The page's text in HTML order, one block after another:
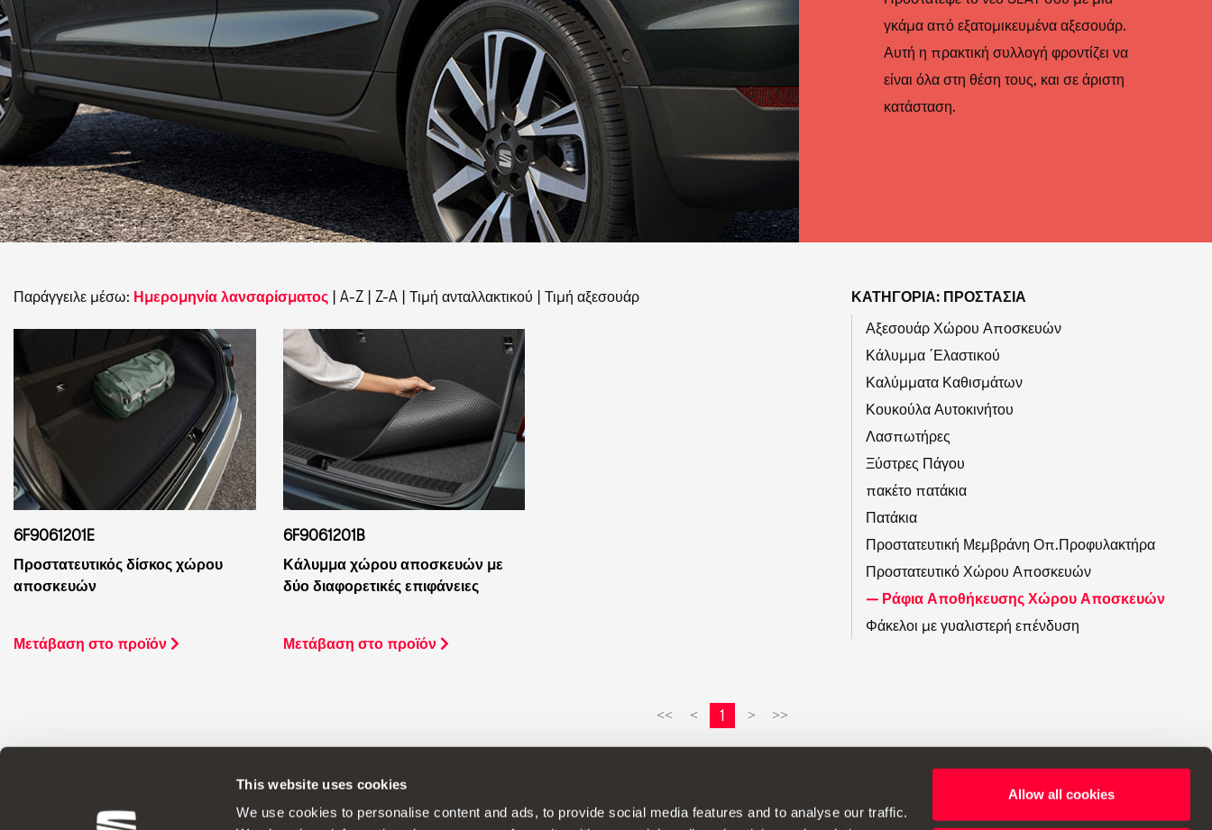
This website uses cookies
We use cookies to personalise content and ads, to provide social media features and to analyse our traffic.
Allow all cookies
γκάμα από εξατομικευμένα αξεσουάρ.
Αυτή η πρακτική συλλογή φροντίζει να
είναι όλα στη θέση τους, και σε άριστη
κατάσταση.
Παράγγειλε μέσω: Ημερομηνία λανσαρίσματος | A-Z | Z-A | Τιμή ανταλλακτικού | Τιμή αξεσουάρ
6F9061201E
Προστατευτικός δίσκος χώρου
αποσκευών
Μετάβαση στο προϊόν
6F9061201B
Κάλυμμα χώρου αποσκευών με
δύο διαφορετικές επιφάνειες
Μετάβαση στο προϊόν
<< < 1 > >>
ΚΑΤΗΓΟΡΊΑ: ΠΡΟΣΤΑΣΊΑ
Αξεσουάρ Χώρου Αποσκευών
Κάλυμμα ΄Ελαστικού
Καλύμματα Καθισμάτων
Κουκούλα Αυτοκινήτου
Λασπωτήρες
Ξύστρες Πάγου
πακέτο πατάκια
Πατάκια
Προστατευτική Μεμβράνη Οπ.Προφυλακτήρα
Προστατευτικό Χώρου Αποσκευών
Ράφια Αποθήκευσης Χώρου Αποσκευών
Φάκελοι με γυαλιστερή επένδυση
Γνήσια Αξεσουάρ Η SEAT εφαρμόζει μια συνεχή αναπτυξιακή πολιτική στα προϊόντα της και διατηρεί το δικαίωμα να κάνει αλλαγές στις προδιαγραφές.